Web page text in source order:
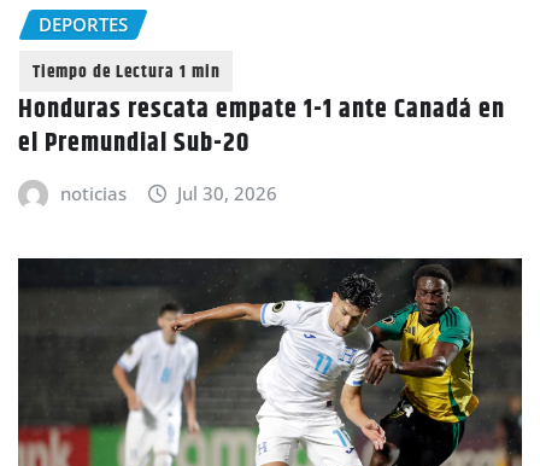
DEPORTES
Honduras rescata empate 1-1 ante Canadá en
el Premundial Sub-20
noticias Jul 30, 2026